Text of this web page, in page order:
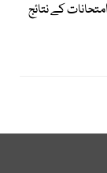
کے نتائج